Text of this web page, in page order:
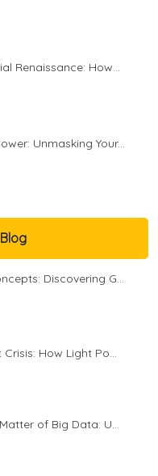
Renaissance: How...
Unmasking Your...
Discovering G...
How Light Po...
of Big Data: U...